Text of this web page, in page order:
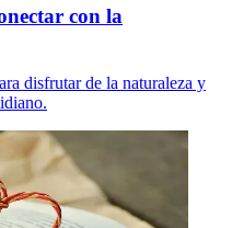
con la
disfrutar de la naturaleza y